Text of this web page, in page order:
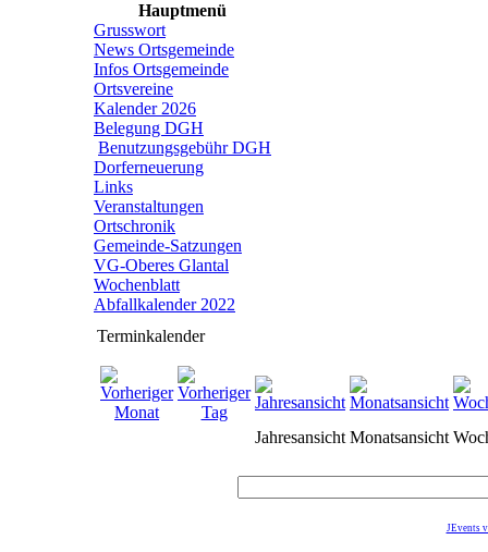
Hauptmenü
Grusswort
News Ortsgemeinde
Infos Ortsgemeinde
Ortsvereine
Kalender 2026
Belegung DGH
Benutzungsgebühr DGH
Dorferneuerung
Links
Veranstaltungen
Ortschronik
Gemeinde-Satzungen
VG-Oberes Glantal
Wochenblatt
Abfallkalender 2022
Terminkalender
Jahresansicht Monatsansicht
JEvents